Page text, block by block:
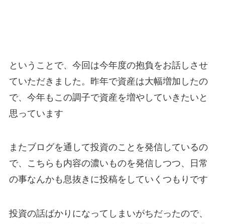
ということで、今回は今年度の抱負をお話しさせ
ていただきました。昨年で資産は大幅増加したの
で、今年もこの調子で資産を増やしていきたいと
思っています
またブログを通して投資のことを発信しているの
で、こちらも内容の濃いものを発信しつつ、日常
の事なんかも息抜きに投稿をしていくつもりです
投資の話ばかりになってしまいがちだったので、